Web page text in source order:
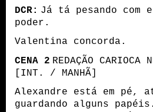
DCR: Já tá pesando com
poder.
Valentina concorda.
CENA 2 REDAÇÃO CARIOCA
[INT. / MANHÃ]
Alexandre está em pé,
guardando alguns